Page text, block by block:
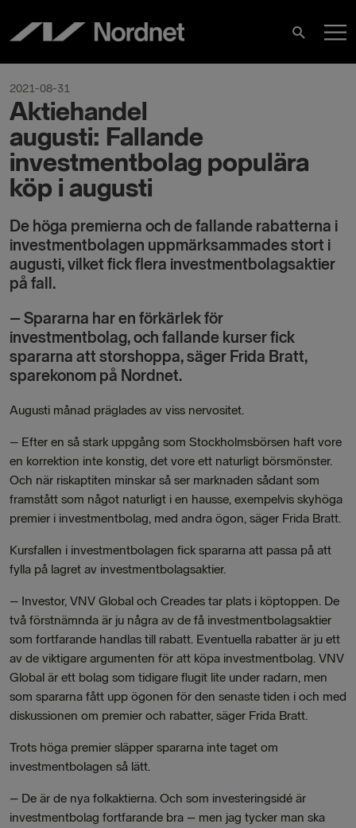
content
Search
2021-08-31
Aktiehandel
augusti: Fallande
investmentbolag populära
köp i augusti
De höga premierna och de fallande rabatterna i
investmentbolagen uppmärksammades stort i
augusti, vilket fick flera investmentbolagsaktier
på fall.
– Spararna har en förkärlek för
investmentbolag, och fallande kurser fick
spararna att storshoppa, säger Frida Bratt,
sparekonom på Nordnet.
Augusti månad präglades av viss nervositet.
– Efter en så stark uppgång som Stockholmsbörsen haft vore
en korrektion inte konstig, det vore ett naturligt börsmönster.
Och när riskaptiten minskar så ser marknaden sådant som
framstått som något naturligt i en hausse, exempelvis skyhöga
premier i investmentbolag, med andra ögon, säger Frida Bratt.
Kursfallen i investmentbolagen fick spararna att passa på att
fylla på lagret av investmentbolagsaktier.
– Investor, VNV Global och Creades tar plats i köptoppen. De
två förstnämnda är ju några av de få investmentbolagsaktier
som fortfarande handlas till rabatt. Eventuella rabatter är ju ett
av de viktigare argumenten för att köpa investmentbolag. VNV
Global är ett bolag som tidigare flugit lite under radarn, men
som spararna fått upp ögonen för den senaste tiden i och med
diskussionen om premier och rabatter, säger Frida Bratt.
Trots höga premier släpper spararna inte taget om
investmentbolagen så lätt.
– De är de nya folkaktierna. Och som investeringsidé är
investmentbolag fortfarande bra – men jag tycker man ska